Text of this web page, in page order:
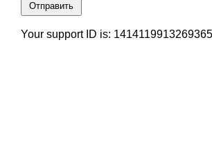
Отправить
Your support ID is: